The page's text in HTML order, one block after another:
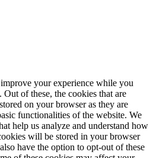
your experience while you
of these, the cookies that are
on your browser as they are
functionalities of the website. We
help us analyze and understand how
will be stored in your browser
have the option to opt-out of these